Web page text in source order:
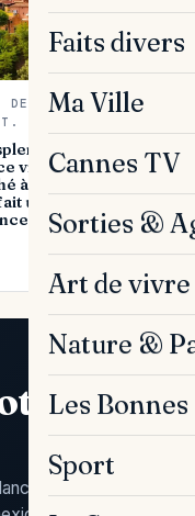
Faits divers
Ma Ville
Cannes TV
Sorties &
Art de vivre
Nature &
Les
Sport
DE VIVRE · 28
2023
intemporelle
village pittoresque
à flanc de montagne
un joyau de la
: l'actu de la